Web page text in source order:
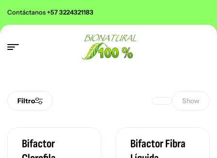
Contáctanos+57 3224321183
Filtro Show
Bifactor
Bifactor Fibra